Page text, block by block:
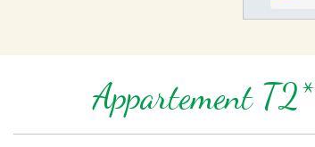
Appartement